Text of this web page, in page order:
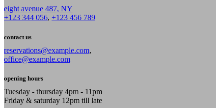
eight avenue 487, NY
+123 344 056, +123 456 789
contact us
reservations@example.com,
office@example.com
opening hours
Tuesday - thursday 4pm - 11pm
Friday & saturday 12pm till late